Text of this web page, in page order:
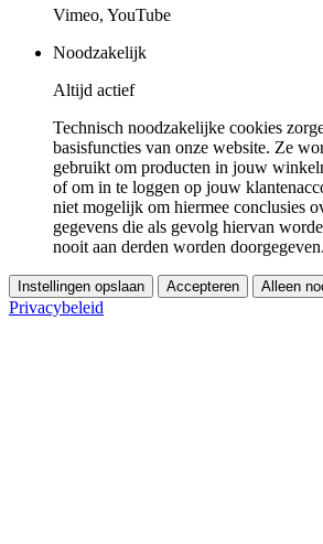
Vimeo, YouTube
Noodzakelijk
Altijd actief
Technisch noodzakelijke cookies
basisfuncties van onze website. Ze
gebruikt om producten in jouw
of om in te loggen op jouw
niet mogelijk om hiermee conclusies
gegevens die als gevolg hiervan
nooit aan derden worden doorgegeven.
Instellingen opslaan Accepteren Alleen
Privacybeleid